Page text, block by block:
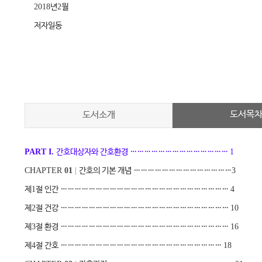
2018년2월
저자일동
도서소개 도서목차
PART I. 간호대상자와 간호환경 …………………………………… 1
CHAPTER 01 간호의 기본 개념 ……………………………………3
제 1절 인간 ……………………………………………………………… 4
제 2절 건강 ……………………………………………………………… 10
제 3절 환경 ……………………………………………………………… 16
제 4절 간호 …………………………………………………………… 18